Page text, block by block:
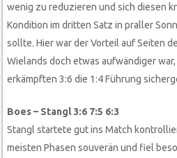
wenig zu reduzieren und sich diesen
Kondition im dritten Satz in praller
sollte. Hier war der Vorteil auf Seiten
Wielands doch etwas aufwändiger
erkämpften 3:6 die 1:4 Führung
Boes – Stangl 3:6 7:5 6:3
Stangl startete gut ins Match
meisten Phasen souverän und fiel